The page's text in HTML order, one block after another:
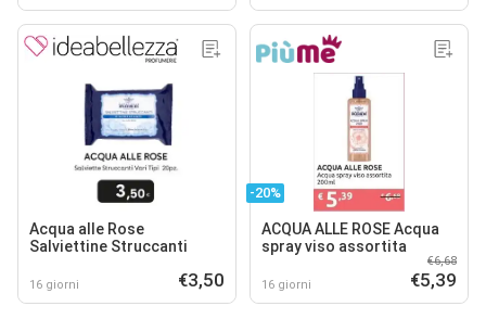
Acqua alle Rose
Salviettine Struccanti
16 giorni €3,50
-20%
ACQUA ALLE ROSE Acqua
spray viso assortita
16 giorni
€6,68
€5,39